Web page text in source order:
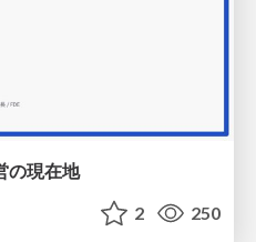
の現在地
2 250